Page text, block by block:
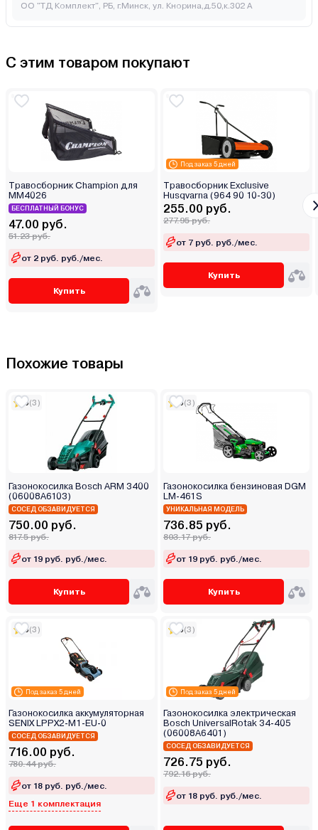
ОО "ТД Комплект", РБ, г.Минск, ул. Кнорина,д.50,к.302 А
С этим товаром покупают
Травосборник Champion для
MM4026
БЕСПЛАТНЫЙ БОНУС
47.00 руб.
51.23 руб.
от 2 руб. руб./мес.
Купить
Под заказ 5 дней
Травосборник Exclusive
Husqvarna (964 90 10-30)
255.00 руб.
277.95 руб.
от 7 руб. руб./мес.
Купить
Похожие товары
5(3)
Газонокосилка Bosch ARM 3400
(06008A6103)
СОСЕД ОБЗАВИДУЕТСЯ
750.00 руб.
817.5 руб.
от 19 руб. руб./мес.
Купить
5(3)
Газонокосилка бензиновая DGM
LM-461S
УНИКАЛЬНАЯ МОДЕЛЬ
736.85 руб.
803.17 руб.
от 19 руб. руб./мес.
Купить
Под заказ 5 дней
5(3)
Газонокосилка аккумуляторная
SENIX LPPX2-M1-EU-0
СОСЕД ОБЗАВИДУЕТСЯ
716.00 руб.
780.44 руб.
от 18 руб. руб./мес.
Еще 1 комплектация
Под заказ 5 дней
5(3)
Газонокосилка электрическая
Bosch UniversalRotak 34-405
(06008A6401)
СОСЕД ОБЗАВИДУЕТСЯ
726.75 руб.
792.16 руб.
от 18 руб. руб./мес.